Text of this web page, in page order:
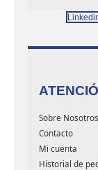
Sobre Nosotros
Contacto
Mi cuenta
Historial de